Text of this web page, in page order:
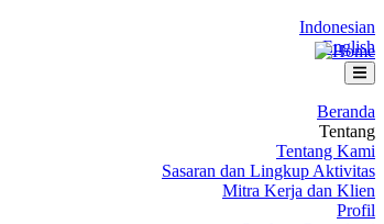
Indonesian
English
Beranda
Tentang
Tentang Kami
Sasaran dan Lingkup Aktivitas
Mitra Kerja dan Klien
Profil